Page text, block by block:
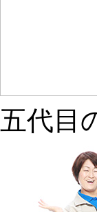
五代目